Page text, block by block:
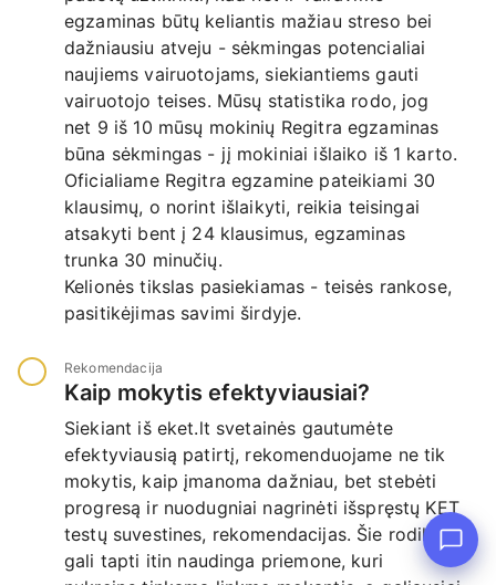
egzaminas būtų keliantis mažiau streso bei
dažniausiu atveju - sėkmingas potencialiai
naujiems vairuotojams, siekiantiems gauti
vairuotojo teises. Mūsų statistika rodo, jog
net 9 iš 10 mūsų mokinių Regitra egzaminas
būna sėkmingas - jį mokiniai išlaiko iš 1 karto.
Oficialiame Regitra egzamine pateikiami 30
klausimų, o norint išlaikyti, reikia teisingai
atsakyti bent į 24 klausimus, egzaminas
trunka 30 minučių.
Kelionės tikslas pasiekiamas - teisės rankose,
pasitikėjimas savimi širdyje.
Rekomendacija
Kaip mokytis efektyviausiai?
Siekiant iš eket.lt svetainės gautumėte
efektyviausią patirtį, rekomenduojame ne tik
mokytis, kaip įmanoma dažniau, bet stebėti
progresą ir nuodugniai nagrinėti išspręstų KET
testų suvestines, rekomendacijas. Šie rodikliai
gali tapti itin naudinga priemone, kuri